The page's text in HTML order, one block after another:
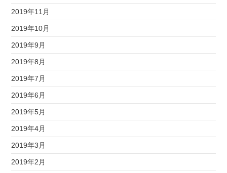
2019年11月
2019年10月
2019年9月
2019年8月
2019年7月
2019年6月
2019年5月
2019年4月
2019年3月
2019年2月